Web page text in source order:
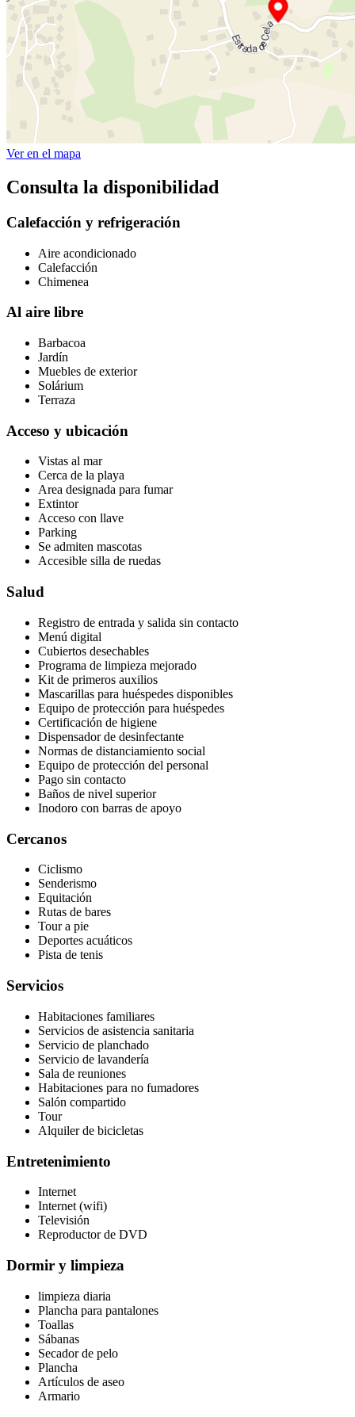
Ver en el mapa
Consulta la disponibilidad
Calefacción y refrigeración
Aire acondicionado
Calefacción
Chimenea
Al aire libre
Barbacoa
Jardín
Muebles de exterior
Solárium
Terraza
Acceso y ubicación
Vistas al mar
Cerca de la playa
Area designada para fumar
Extintor
Acceso con llave
Parking
Se admiten mascotas
Accesible silla de ruedas
Salud
Registro de entrada y salida sin contacto
Menú digital
Cubiertos desechables
Programa de limpieza mejorado
Kit de primeros auxilios
Mascarillas para huéspedes disponibles
Equipo de protección para huéspedes
Certificación de higiene
Dispensador de desinfectante
Normas de distanciamiento social
Equipo de protección del personal
Pago sin contacto
Baños de nivel superior
Inodoro con barras de apoyo
Cercanos
Ciclismo
Senderismo
Equitación
Rutas de bares
Tour a pie
Deportes acuáticos
Pista de tenis
Servicios
Habitaciones familiares
Servicios de asistencia sanitaria
Servicio de planchado
Servicio de lavandería
Sala de reuniones
Habitaciones para no fumadores
Salón compartido
Tour
Alquiler de bicicletas
Entretenimiento
Internet
Internet (wifi)
Televisión
Reproductor de DVD
Dormir y limpieza
limpieza diaria
Plancha para pantalones
Toallas
Sábanas
Secador de pelo
Plancha
Artículos de aseo
Armario